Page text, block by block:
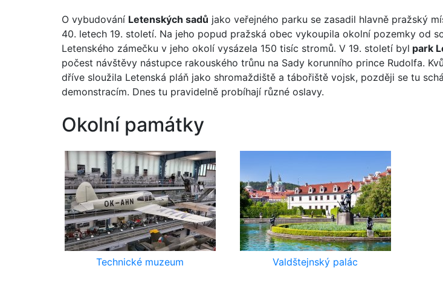
O vybudování Letenských sadů jako veřejného parku se zasadil hlavně pražský
40. letech 19. století. Na jeho popud pražská obec vykoupila okolní pozemky od
Letenského zámečku v jeho okolí vysázela 150 tisíc stromů. V 19. století byl park
počest návštěvy nástupce rakouského trůnu na Sady korunního prince Rudolfa.
dříve sloužila Letenská pláň jako shro­maždiště a tábořiště vojsk, později se tu
demonstracím. Dnes tu pravidelně probíhají různé oslavy.
Okolní památky
Technické muzeum Valdštejnský palác